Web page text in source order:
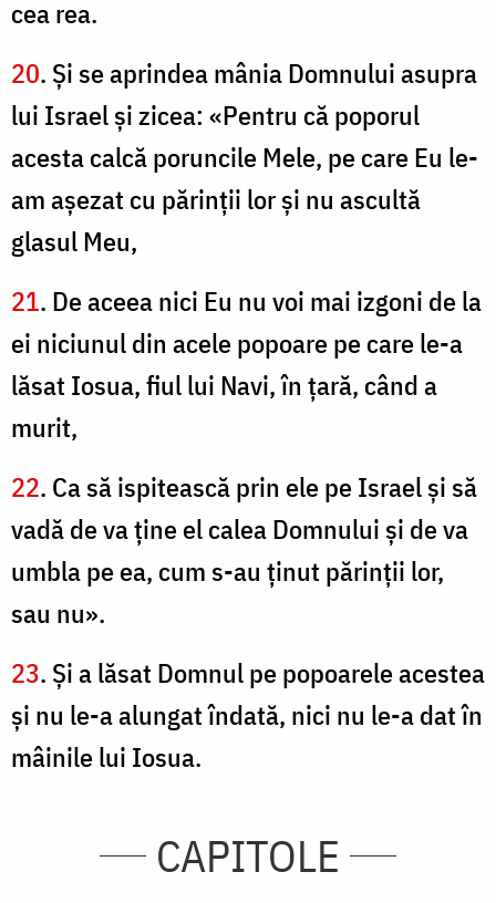
cea rea.
20. Şi se aprindea mânia Domnului asupra
lui Israel şi zicea: «Pentru că poporul
acesta calcă poruncile Mele, pe care Eu le-
am aşezat cu părinţii lor şi nu ascultă
glasul Meu,
21. De aceea nici Eu nu voi mai izgoni de la
ei niciunul din acele popoare pe care le-a
lăsat Iosua, fiul lui Navi, în ţară, când a
murit,
22. Ca să ispitească prin ele pe Israel şi să
vadă de va ţine el calea Domnului şi de va
umbla pe ea, cum s-au ţinut părinţii lor,
sau nu».
23. Şi a lăsat Domnul pe popoarele acestea
şi nu le-a alungat îndată, nici nu le-a dat în
mâinile lui Iosua.
CAPITOLE